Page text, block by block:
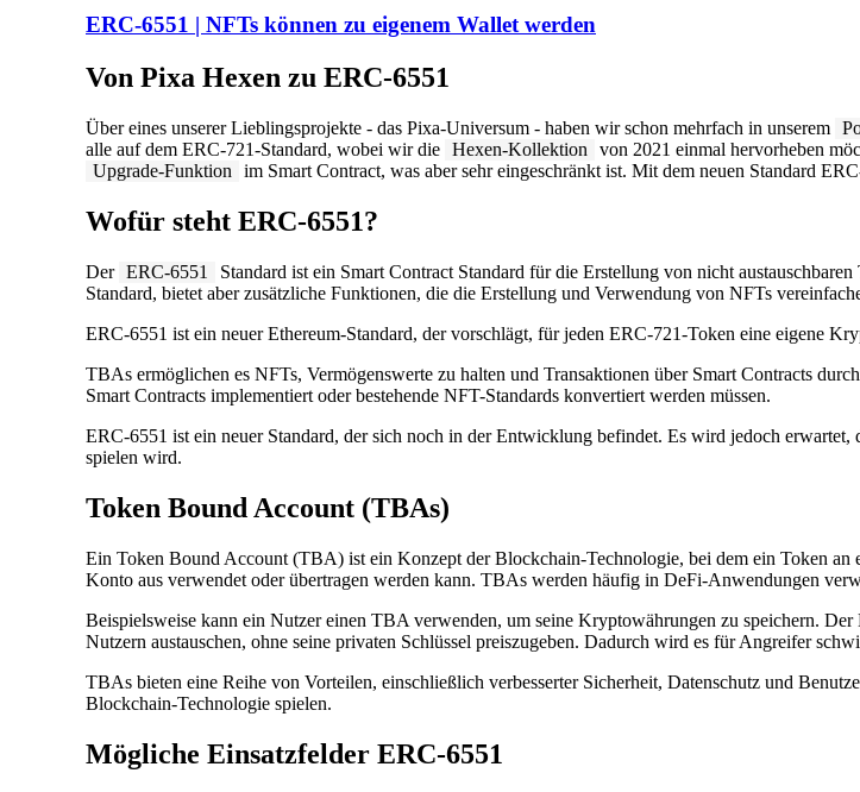
ERC-6551 | NFTs können zu eigenem Wallet werden
Von Pixa Hexen zu ERC-6551
Über eines unserer Lieblingsprojekte - das Pixa-Universum - haben wir schon mehrfach in unserem
alle auf dem ERC-721-Standard, wobei wir die Hexen-Kollektion
von 2021 einmal hervorheben
Upgrade-Funktion
im Smart Contract, was aber sehr eingeschränkt ist. Mit dem neuen Standard
Wofür steht ERC-6551?
Der ERC-6551
Standard ist ein Smart Contract Standard für die Erstellung von nicht
Standard, bietet aber zusätzliche Funktionen, die die Erstellung und Verwendung von NFTs
ERC-6551 ist ein neuer Ethereum-Standard, der vorschlägt, für jeden ERC-721-Token eine eigene
TBAs ermöglichen es NFTs, Vermögenswerte zu halten und Transaktionen über Smart Contracts
Smart Contracts implementiert oder bestehende NFT-Standards konvertiert werden müssen.
ERC-6551 ist ein neuer Standard, der sich noch in der Entwicklung befindet. Es wird jedoch
spielen wird.
Token Bound Account (TBAs)
Ein Token Bound Account (TBA) ist ein Konzept der Blockchain-Technologie, bei dem ein Token an
Konto aus verwendet oder übertragen werden kann. TBAs werden häufig in DeFi-Anwendungen
Beispielsweise kann ein Nutzer einen TBA verwenden, um seine Kryptowährungen zu speichern.
Nutzern austauschen, ohne seine privaten Schlüssel preiszugeben. Dadurch wird es für Angreifer
TBAs bieten eine Reihe von Vorteilen, einschließlich verbesserter Sicherheit, Datenschutz und
Blockchain-Technologie spielen.
Mögliche Einsatzfelder ERC-6551